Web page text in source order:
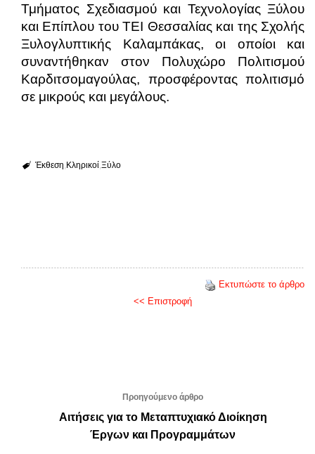
Τμήματος Σχεδιασμού και Τεχνολογίας Ξύλου
και Επίπλου του ΤΕΙ Θεσσαλίας και της Σχολής
Ξυλογλυπτικής Καλαμπάκας, οι οποίοι και
συναντήθηκαν στον Πολυχώρο Πολιτισμού
Καρδιτσομαγούλας, προσφέροντας πολιτισμό
σε μικρούς και μεγάλους.
Έκθεση Κληρικοί Ξύλο
Εκτυπώστε το άρθρο
<< Επιστροφή
Προηγούμενο άρθρο
Αιτήσεις για το Μεταπτυχιακό Διοίκηση
Έργων και Προγραμμάτων